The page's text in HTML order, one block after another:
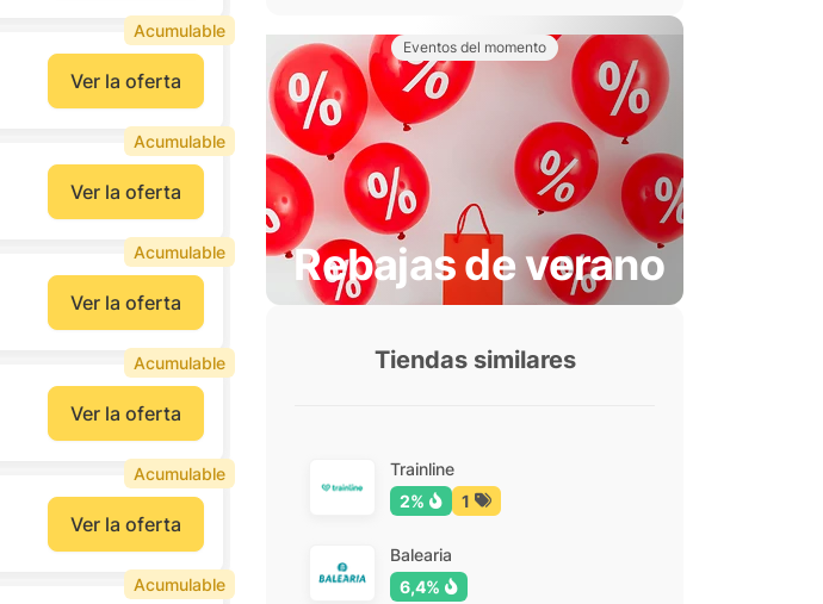
Ver la oferta
Acumulable
Ver la oferta
Acumulable
Ver la oferta
Acumulable
Ver la oferta
Acumulable
Ver la oferta
Acumulable
Acumulable
Eventos del momento
Rebajas de verano
Tiendas similares
Trainline
2%
1
Balearia
6,4%